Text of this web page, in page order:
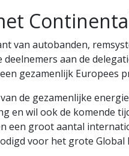
van autobanden,
deelnemers aan de
gezamenlijk Europees
de gezamenlijke
en wil ook de komende
een groot aantal
voor het grote Global